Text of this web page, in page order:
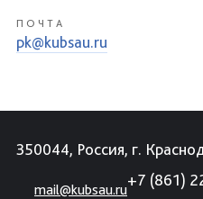
ПОЧТА
pk@kubsau.ru
350044, Россия, г.
mail@kubsau.ru
+7 (861)